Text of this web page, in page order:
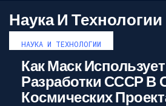
Наука И Технологии
НАУКА И ТЕХНОЛОГИИ
Как Маск
Разработки СССР В
Космических